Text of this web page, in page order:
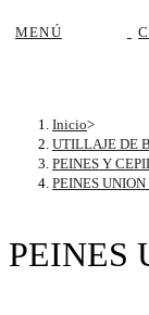
MENÚ
PEINES
Inicio>
UTILLAJE DE
PEINES Y
PEINES UNION